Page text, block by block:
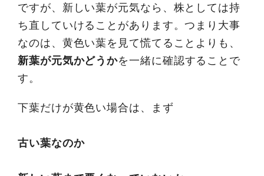
ですが、新しい葉が元気なら、株としては持
ち直していけることがあります。つまり大事
なのは、黄色い葉を見て慌てることよりも、
新葉が元気かどうかを一緒に確認することで
す。
下葉だけが黄色い場合は、まず
古い葉なのか